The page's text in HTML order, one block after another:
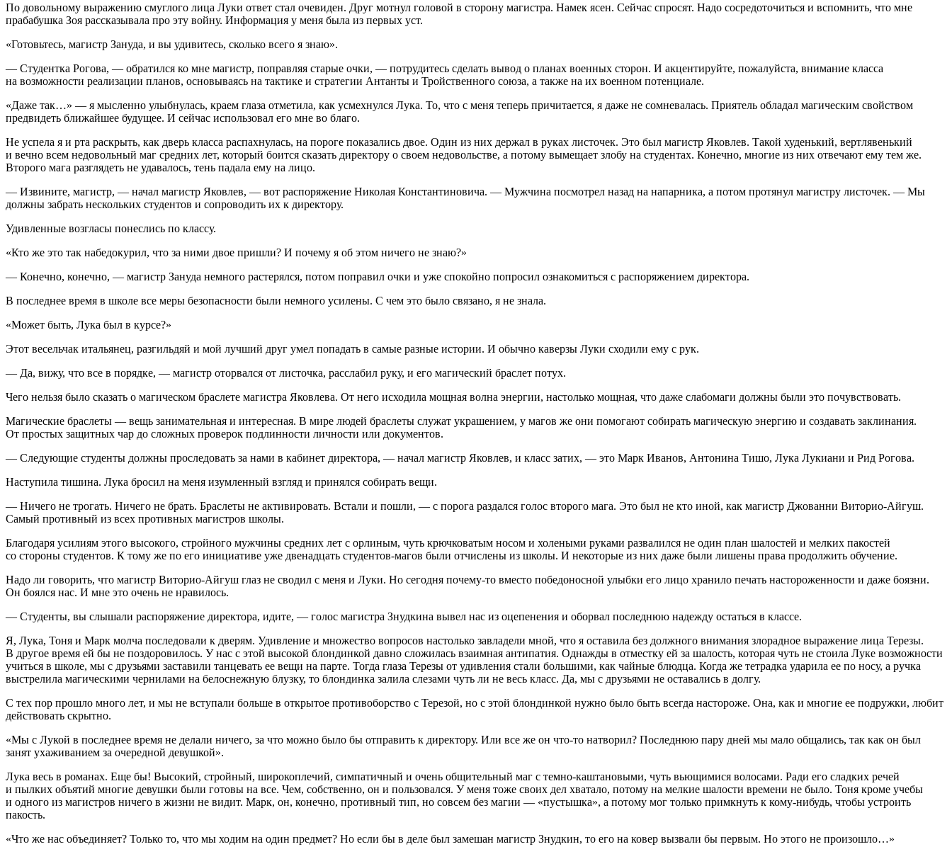
По довольному выражению смуглого лица Луки ответ стал очевиден. Друг мотнул головой в сторону магистра. Намек ясен. Сейчас спросят. Надо сосредоточиться и вспомнить, что мне
прабабушка Зоя рассказывала про эту войну. Информация у меня была из первых уст.
«Готовьтесь, магистр Зануда, и вы удивитесь, сколько всего я знаю».
— Студентка Рогова, — обратился ко мне магистр, поправляя старые очки, — потрудитесь сделать вывод о планах военных сторон. И акцентируйте, пожалуйста, внимание класса
на возможности реализации планов, основываясь на тактике и стратегии Антанты и Тройственного союза, а также на их военном потенциале.
«Даже так…» — я мысленно улыбнулась, краем глаза отметила, как усмехнулся Лука. То, что с меня теперь причитается, я даже не сомневалась. Приятель обладал магическим свойством
предвидеть ближайшее будущее. И сейчас использовал его мне во благо.
Не успела я и рта раскрыть, как дверь класса распахнулась, на пороге показались двое. Один из них держал в руках листочек. Это был магистр Яковлев. Такой худенький, вертлявенький
и вечно всем недовольный маг средних лет, который боится сказать директору о своем недовольстве, а потому вымещает злобу на студентах. Конечно, многие из них отвечают ему тем же.
Второго мага разглядеть не удавалось, тень падала ему на лицо.
— Извините, магистр, — начал магистр Яковлев, — вот распоряжение Николая Константиновича. — Мужчина посмотрел назад на напарника, а потом протянул магистру листочек. — Мы
должны забрать нескольких студентов и сопроводить их к директору.
Удивленные возгласы понеслись по классу.
«Кто же это так набедокурил, что за ними двое пришли? И почему я об этом ничего не знаю?»
— Конечно, конечно, — магистр Зануда немного растерялся, потом поправил очки и уже спокойно попросил ознакомиться с распоряжением директора.
В последнее время в школе все меры безопасности были немного усилены. С чем это было связано, я не знала.
«Может быть, Лука был в курсе?»
Этот весельчак итальянец, разгильдяй и мой лучший друг умел попадать в самые разные истории. И обычно каверзы Луки сходили ему с рук.
— Да, вижу, что все в порядке, — магистр оторвался от листочка, расслабил руку, и его магический браслет потух.
Чего нельзя было сказать о магическом браслете магистра Яковлева. От него исходила мощная волна энергии, настолько мощная, что даже слабомаги должны были это почувствовать.
Магические браслеты — вещь занимательная и интересная. В мире людей браслеты служат украшением, у магов же они помогают собирать магическую энергию и создавать заклинания.
От простых защитных чар до сложных проверок подлинности личности или документов.
— Следующие студенты должны проследовать за нами в кабинет директора, — начал магистр Яковлев, и класс затих, — это Марк Иванов, Антонина Тишо, Лука Лукиани и Рид Рогова.
Наступила тишина. Лука бросил на меня изумленный взгляд и принялся собирать вещи.
— Ничего не трогать. Ничего не брать. Браслеты не активировать. Встали и пошли, — с порога раздался голос второго мага. Это был не кто иной, как магистр Джованни Виторио-Айгуш.
Самый противный из всех противных магистров школы.
Благодаря усилиям этого высокого, стройного мужчины средних лет с орлиным, чуть крючковатым носом и холеными руками развалился не один план шалостей и мелких пакостей
со стороны студентов. К тому же по его инициативе уже двенадцать студентов-магов были отчислены из школы. И некоторые из них даже были лишены права продолжить обучение.
Надо ли говорить, что магистр Виторио-Айгуш глаз не сводил с меня и Луки. Но сегодня почему-то вместо победоносной улыбки его лицо хранило печать настороженности и даже боязни.
Он боялся нас. И мне это очень не нравилось.
— Студенты, вы слышали распоряжение директора, идите, — голос магистра Знудкина вывел нас из оцепенения и оборвал последнюю надежду остаться в классе.
Я, Лука, Тоня и Марк молча последовали к дверям. Удивление и множество вопросов настолько завладели мной, что я оставила без должного внимания злорадное выражение лица Терезы.
В другое время ей бы не поздоровилось. У нас с этой высокой блондинкой давно сложилась взаимная антипатия. Однажды в отместку ей за шалость, которая чуть не стоила Луке возможности
учиться в школе, мы с друзьями заставили танцевать ее вещи на парте. Тогда глаза Терезы от удивления стали большими, как чайные блюдца. Когда же тетрадка ударила ее по носу, а ручка
выстрелила магическими чернилами на белоснежную блузку, то блондинка залила слезами чуть ли не весь класс. Да, мы с друзьями не оставались в долгу.
С тех пор прошло много лет, и мы не вступали больше в открытое противоборство с Терезой, но с этой блондинкой нужно было быть всегда настороже. Она, как и многие ее подружки, любит
действовать скрытно.
«Мы с Лукой в последнее время не делали ничего, за что можно было бы отправить к директору. Или все же он что-то натворил? Последнюю пару дней мы мало общались, так как он был
занят ухаживанием за очередной девушкой».
Лука весь в романах. Еще бы! Высокий, стройный, широкоплечий, симпатичный и очень общительный маг с темно-каштановыми, чуть вьющимися волосами. Ради его сладких речей
и пылких объятий многие девушки были готовы на все. Чем, собственно, он и пользовался. У меня тоже своих дел хватало, потому на мелкие шалости времени не было. Тоня кроме учебы
и одного из магистров ничего в жизни не видит. Марк, он, конечно, противный тип, но совсем без магии — «пустышка», а потому мог только примкнуть к кому-нибудь, чтобы устроить
пакость.
«Что же нас объединяет? Только то, что мы ходим на один предмет? Но если бы в деле был замешан магистр Знудкин, то его на ковер вызвали бы первым. Но этого не произошло…»